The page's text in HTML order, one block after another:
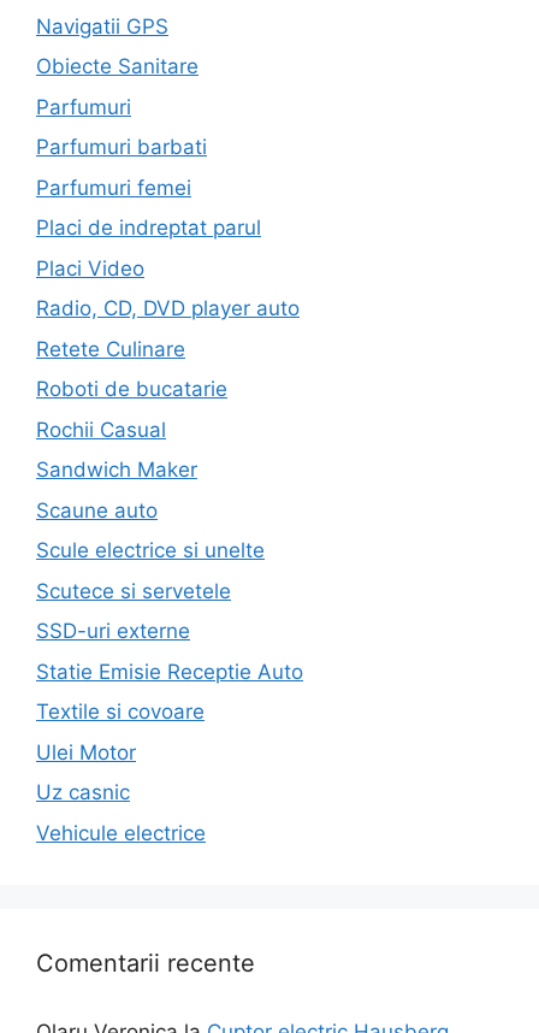
Navigatii GPS
Obiecte Sanitare
Parfumuri
Parfumuri barbati
Parfumuri femei
Placi de indreptat parul
Placi Video
Radio, CD, DVD player auto
Retete Culinare
Roboti de bucatarie
Rochii Casual
Sandwich Maker
Scaune auto
Scule electrice si unelte
Scutece si servetele
SSD-uri externe
Statie Emisie Receptie Auto
Textile si covoare
Ulei Motor
Uz casnic
Vehicule electrice
Comentarii recente